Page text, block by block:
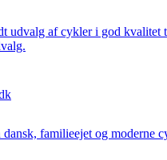
udvalg af cykler i god
dansk, familieejet og